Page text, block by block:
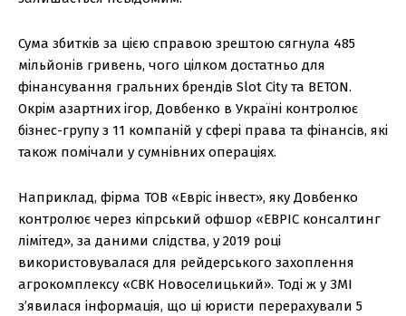
Сума збитків за цією справою зрештою сягнула 485
мільйонів гривень, чого цілком достатньо для
фінансування гральних брендів Slot City та BETON.
Окрім азартних ігор, Довбенко в Україні контролює
бізнес-групу з 11 компаній у сфері права та фінансів, які
також помічали у сумнівних операціях.
Наприклад, фірма ТОВ «Евріс інвест», яку Довбенко
контролює через кіпрський офшор «ЕВРІС консалтинг
лімітед», за даними слідства, у 2019 році
використовувалася для рейдерського захоплення
агрокомплексу «СВК Новоселицький». Тоді ж у ЗМІ
з’явилася інформація, що ці юристи перерахували 5